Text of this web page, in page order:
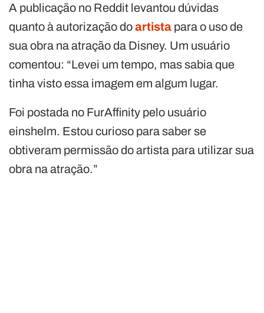
A publicação no Reddit levantou dúvidas
quanto à autorização doartista para o uso de
sua obra na atração da Disney. Um usuário
comentou: “Levei um tempo, mas sabia que
tinha visto essa imagem em algum lugar.
Foi postada no FurAffinity pelo usuário
einshelm. Estou curioso para saber se
obtiveram permissão do artista para utilizar sua
obra na atração.”